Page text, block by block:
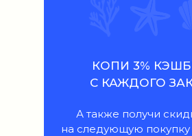
КОПИ 3%
С КАЖДОГО
А также получи
на следующую